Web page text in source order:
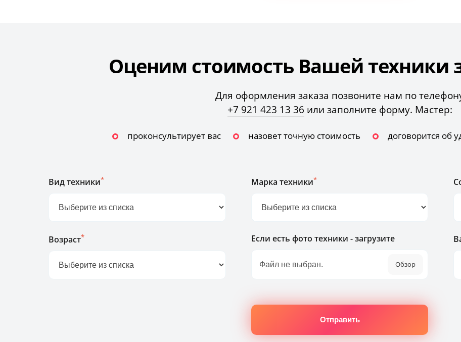
Оценим стоимость Вашей техники
Для оформления заказа позвоните нам по
+7 921 423 13 36 или заполните форму. Мастер:
проконсультирует вас назовет точную стоимость договорится об
Вид техники* Марка техники*
Возраст* Если есть фото техники - загрузите
Обзор